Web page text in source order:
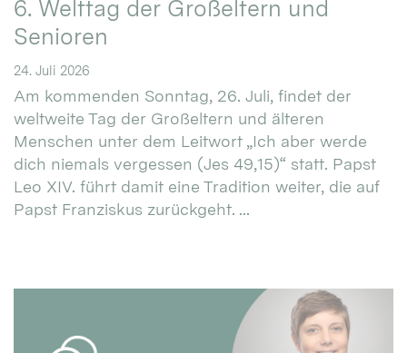
6. Welttag der Großeltern und
Senioren
24. Juli 2026
Am kommenden Sonntag, 26. Juli, findet der
weltweite Tag der Großeltern und älteren
Menschen unter dem Leitwort „Ich aber werde
dich niemals vergessen (Jes 49,15)“ statt. Papst
Leo XIV. führt damit eine Tradition weiter, die auf
Papst Franziskus zurückgeht. ...